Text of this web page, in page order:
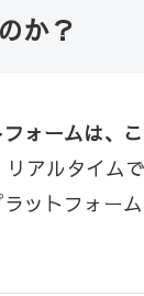
か？
ォームは、
アルタイム
ットフォー